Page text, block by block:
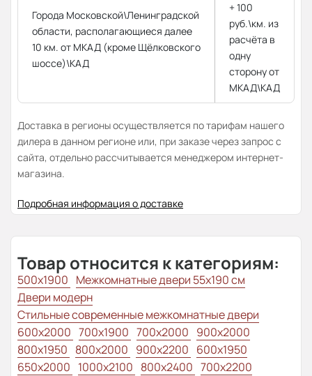
Города Московской\Ленинградской
области, располагающиеся далее
10 км. от МКАД (кроме Щёлковского
шоссе)\КАД
+ 100
руб.\км. из
расчёта в
одну
сторону от
МКАД\КАД
Доставка в регионы осуществляется по тарифам нашего
дилера в данном регионе или, при заказе через запрос с
сайта, отдельно рассчитывается менеджером интернет-
магазина.
Подробная информация о доставке
Товар относится к категориям:
500x1900 Межкомнатные двери 55х190 см
Двери модерн
Стильные современные межкомнатные двери
600x2000 700x1900 700x2000 900x2000
800х1950 800x2000 900x2200 600x1950
650x2000 1000x2100 800x2400 700x2200